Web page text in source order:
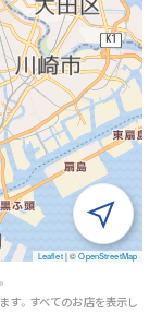
Leaflet |©OpenStreetMap
す。すべてのお店を表示し